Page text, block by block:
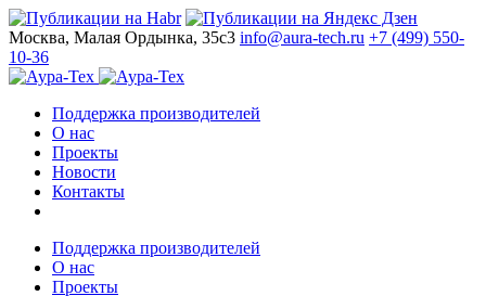
Москва, Малая Ордынка, 35с3 info@aura-tech.ru +7 (499) 550-
10-36
Поддержка производителей
О нас
Проекты
Новости
Контакты
Поддержка производителей
О нас
Проекты